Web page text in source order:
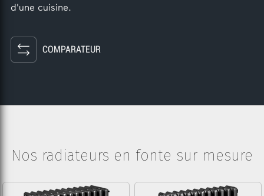
d'une cuisine.
COMPARATEUR
Nos radiateurs en fonte sur mesure